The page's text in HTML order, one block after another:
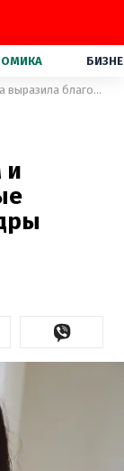
Джамала выразила благодарность врачам и вспомнила собственные болезни: архивные кадры звезды
и